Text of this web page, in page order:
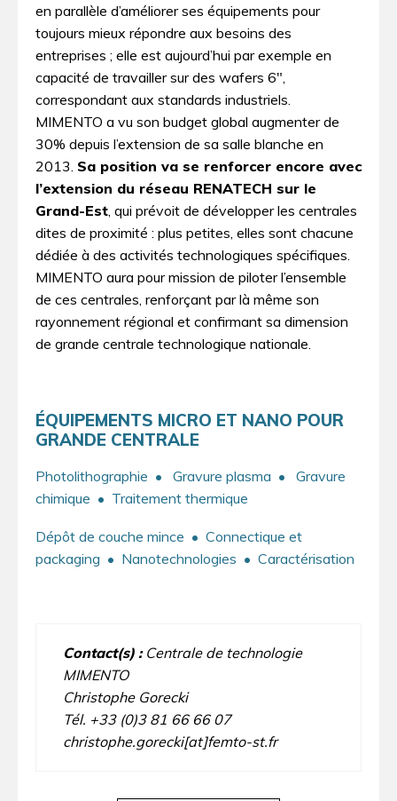
en parallèle d’améliorer ses équipements pour
toujours mieux répondre aux besoins des
entreprises ; elle est aujourd’hui par exemple en
capacité de travailler sur des wafers 6″,
correspondant aux standards industriels.
MIMENTO a vu son budget global augmenter de
30% depuis l’extension de sa salle blanche en
2013. Sa position va se renforcer encore avec
l’extension du réseau RENATECH sur le
Grand-Est, qui prévoit de développer les centrales
dites de proximité : plus petites, elles sont chacune
dédiée à des activités technologiques spécifiques.
MIMENTO aura pour mission de piloter l’ensemble
de ces centrales, renforçant par là même son
rayonnement régional et confirmant sa dimension
de grande centrale technologique nationale.
ÉQUIPEMENTS MICRO ET NANO POUR
GRANDE CENTRALE
Photolithographie • Gravure plasma • Gravure
chimique • Traitement thermique
Dépôt de couche mince • Connectique et
packaging • Nanotechnologies • Caractérisation
Contact(s) :Centrale de technologie
MIMENTO
Christophe Gorecki
Tél. +33 (0)3 81 66 66 07
christophe.gorecki[at]femto-st.fr